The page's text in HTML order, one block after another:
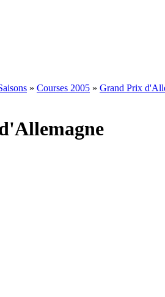
» Courses 2005 » Grand Prix